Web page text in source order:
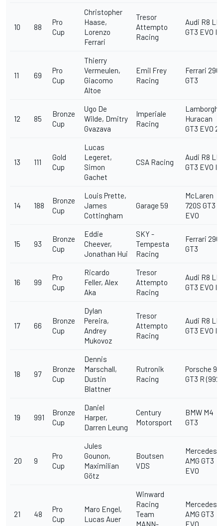
10 88
Pro
Cup
Christopher
Haase,
Lorenzo
Ferrari
Tresor
Attempto
Racing
Audi R8
GT3 EVO II
11 69
Pro
Cup
Thierry
Vermeulen,
Giacomo
Altoe
Emil Frey
Racing
Ferrari 296
GT3
12 85
Bronze
Cup
Ugo De
Wilde, Dmitry
Gvazava
Imperiale
Racing
Huracan
GT3 EVO 2
13 111
Gold
Cup
Lucas
Legeret,
Simon
Gachet
CSA Racing
Audi R8
GT3 EVO II
14 188
Bronze
Cup
Louis Prette,
James
Cottingham
Garage 59
McLaren
720S GT3
EVO
15 93
Bronze
Cup
Eddie
Cheever,
Jonathan Hui
SKY -
Tempesta
Racing
Ferrari 296
GT3
16 99
Pro
Cup
Ricardo
Feller, Alex
Aka
Tresor
Attempto
Racing
Audi R8
GT3 EVO II
17 66
Bronze
Cup
Dylan
Pereira,
Andrey
Mukovoz
Tresor
Attempto
Racing
Audi R8
GT3 EVO II
18 97
Bronze
Cup
Dennis
Marschall,
Dustin
Blattner
Rutronik
Racing
Porsche 911
GT3 R (992)
19 991
Bronze
Cup
Daniel
Harper,
Darren Leung
Century
Motorsport
BMW M4
GT3
20 9
Pro
Cup
Jules
Gounon,
Maximilian
Götz
Boutsen
VDS
Mercedes-
AMG GT3
EVO
21 48
Pro
Cup
Maro Engel,
Lucas Auer
Winward
Racing
Team
MANN-
Mercedes-
AMG GT3
EVO